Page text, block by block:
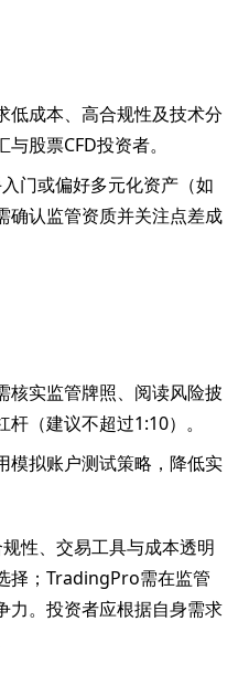
低成本、高合规性及技术分
股票CFD投资者。
入门或偏好多元化资产（如
确认监管资质并关注点差成
核实监管牌照、阅读风险披
（建议不超过1:10）。
模拟账户测试策略，降低实
性、交易工具与成本透明
择；TradingPro需在监管
力。投资者应根据自身需求